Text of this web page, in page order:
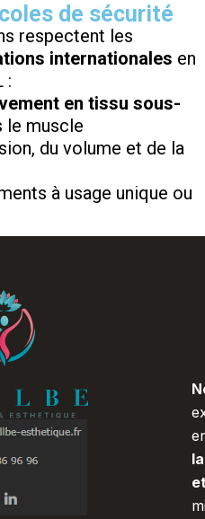
de sécurité
respectent les
internationales en
:
en tissu sous-
le muscle
du volume et de la
à usage unique ou